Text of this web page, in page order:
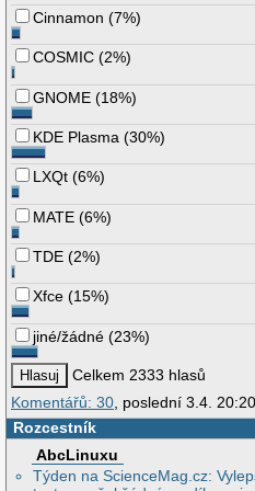
Cinnamon (7%)
COSMIC (2%)
GNOME (18%)
KDE Plasma (30%)
LXQt (6%)
MATE (6%)
TDE (2%)
Xfce (15%)
jiné/žádné (23%)
Celkem 2333 hlasů
Komentářů: 30, poslední 3.4. 20:20
Rozcestník
AbcLinuxu
Týden na ScienceMag.cz: